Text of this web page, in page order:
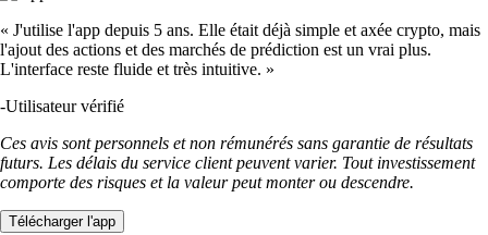
« J'utilise l'app depuis 5 ans. Elle était déjà simple et axée crypto, mais
l'ajout des actions et des marchés de prédiction est un vrai plus.
L'interface reste fluide et très intuitive. »
-Utilisateur vérifié
Ces avis sont personnels et non rémunérés sans garantie de résultats
futurs. Les délais du service client peuvent varier. Tout investissement
comporte des risques et la valeur peut monter ou descendre.
Télécharger l'app